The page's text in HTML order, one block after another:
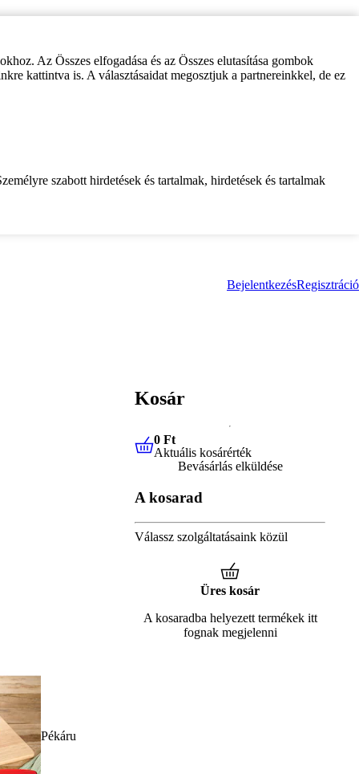
Az Összes elfogadása és az Összes elutasítása gombok
kattintva is. A választásaidat megosztjuk a partnereinkkel, de ez
szabott hirdetések és tartalmak, hirdetések és tartalmak
BejelentkezésRegisztráció
Pékáru
Kosár
0 FtAktuális kosárérték
0 Ft
Aktuális kosárérték
Bevásárlás elküldése
A kosarad
Válassz szolgáltatásaink közül
Üres kosár
A kosaradba helyezett termékek itt
fognak megjelenni